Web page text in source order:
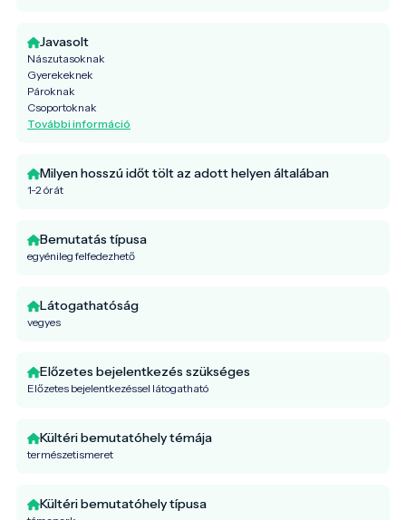
Javasolt
Nászutasoknak
Gyerekeknek
Pároknak
Csoportoknak
További információ
Milyen hosszú időt tölt az adott helyen általában
1-2 órát
Bemutatás típusa
egyénileg felfedezhető
Látogathatóság
vegyes
Előzetes bejelentkezés szükséges
Előzetes bejelentkezéssel látogatható
Kültéri bemutatóhely témája
természetismeret
Kültéri bemutatóhely típusa